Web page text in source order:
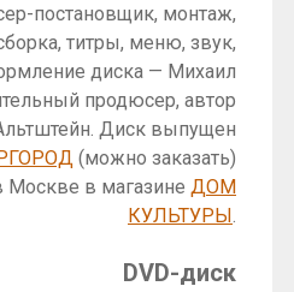
постановщик, монтаж,
титры, меню, звук,
диска — Михаил
продюсер, автор
Диск выпущен
(можно заказать)
Москве в магазине ДОМ
КУЛЬТУРЫ
DVD-диск